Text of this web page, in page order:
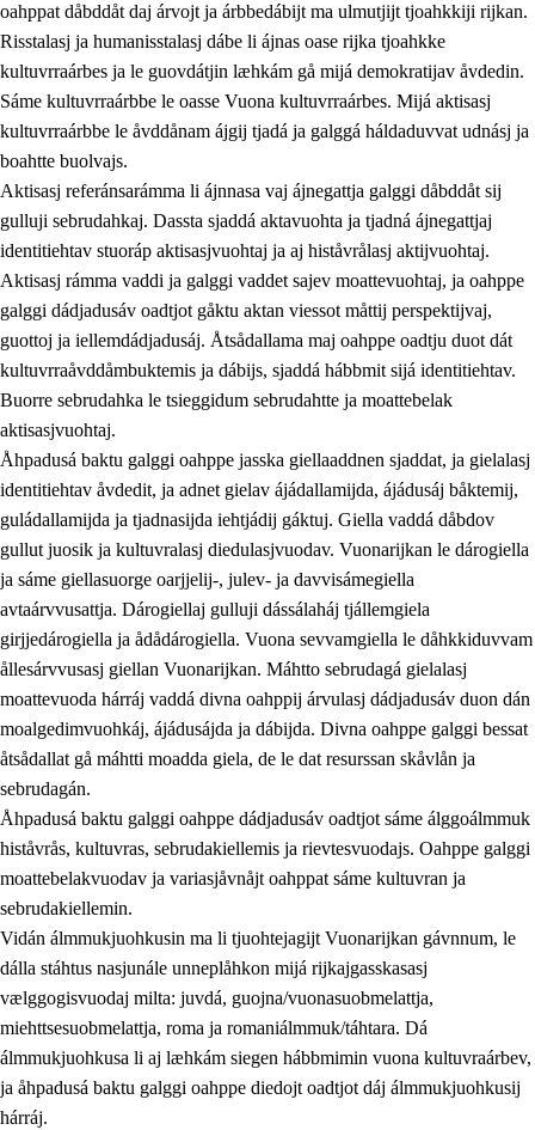
1.1 Almasjárvvo
1.2 Identitiehtta ja kultuvralasj moattevuohta
1.3 Lájttális ájádallam ja estetihkalasj diedulasjvuohta
1.5 Vieledus luonnduj ja birásdiedulasjvuohta
1.6 Demokratijja ja oassálasstem
oahppat dåbddåt daj árvojt ja árbbedábijt ma ulmutjijt tjoahkkiji rijkan.
Risstalasj ja humanisstalasj dábe li ájnas oase rijka tjoahkke
kultuvrraárbes ja le guovdátjin læhkám gå mijá demokratijav åvdedin.
Sáme kultuvrraárbbe le oasse Vuona kultuvrraárbes. Mijá aktisasj
kultuvrraárbbe le åvddånam ájgij tjadá ja galggá háldaduvvat udnásj ja
boahtte buolvajs.
Aktisasj referánsarámma li ájnnasa vaj ájnegattja galggi dåbddåt sij
gulluji sebrudahkaj. Dassta sjaddá aktavuohta ja tjadná ájnegattjaj
identitiehtav stuoráp aktisasjvuohtaj ja aj histåvrålasj aktijvuohtaj.
Aktisasj rámma vaddi ja galggi vaddet sajev moattevuohtaj, ja oahppe
galggi dádjadusáv oadtjot gåktu aktan viessot måttij perspektijvaj,
guottoj ja iellemdádjadusáj. Åtsådallama maj oahppe oadtju duot dát
kultuvrraåvddåmbuktemis ja dábijs, sjaddá hábbmit sijá identitiehtav.
Buorre sebrudahka le tsieggidum sebrudahtte ja moattebelak
aktisasjvuohtaj.
Åhpadusá baktu galggi oahppe jasska giellaaddnen sjaddat, ja gielalasj
identitiehtav åvdedit, ja adnet gielav ájádallamijda, ájádusáj båktemij,
guládallamijda ja tjadnasijda iehtjádij gáktuj. Giella vaddá dåbdov
gullut juosik ja kultuvralasj diedulasjvuodav. Vuonarijkan le dárogiella
ja sáme giellasuorge oarjjelij-, julev- ja davvisámegiella
avtaárvvusattja. Dárogiellaj gulluji dássálaháj tjállemgiela
girjjedárogiella ja ådådárogiella. Vuona sevvamgiella le dåhkkiduvvam
ållesárvvusasj giellan Vuonarijkan. Máhtto sebrudagá gielalasj
moattevuoda hárráj vaddá divna oahppij árvulasj dádjadusáv duon dán
moalgedimvuohkáj, ájádusájda ja dábijda. Divna oahppe galggi bessat
åtsådallat gå máhtti moadda giela, de le dat resurssan skåvlån ja
sebrudagán.
Åhpadusá baktu galggi oahppe dádjadusáv oadtjot sáme álggoálmmuk
histåvrås, kultuvras, sebrudakiellemis ja rievtesvuodajs. Oahppe galggi
moattebelakvuodav ja variasjåvnåjt oahppat sáme kultuvran ja
sebrudakiellemin.
Vidán álmmukjuohkusin ma li tjuohtejagijt Vuonarijkan gávnnum, le
dálla stáhtus nasjunále unneplåhkon mijá rijkajgasskasasj
vælggogisvuodaj milta: juvdá, guojna/vuonasuobmelattja,
miehttsesuobmelattja, roma ja romaniálmmuk/táhtara. Dá
álmmukjuohkusa li aj læhkám siegen hábbmimin vuona kultuvraárbev,
ja åhpadusá baktu galggi oahppe diedojt oadtjot dáj álmmukjuohkusij
hárráj.